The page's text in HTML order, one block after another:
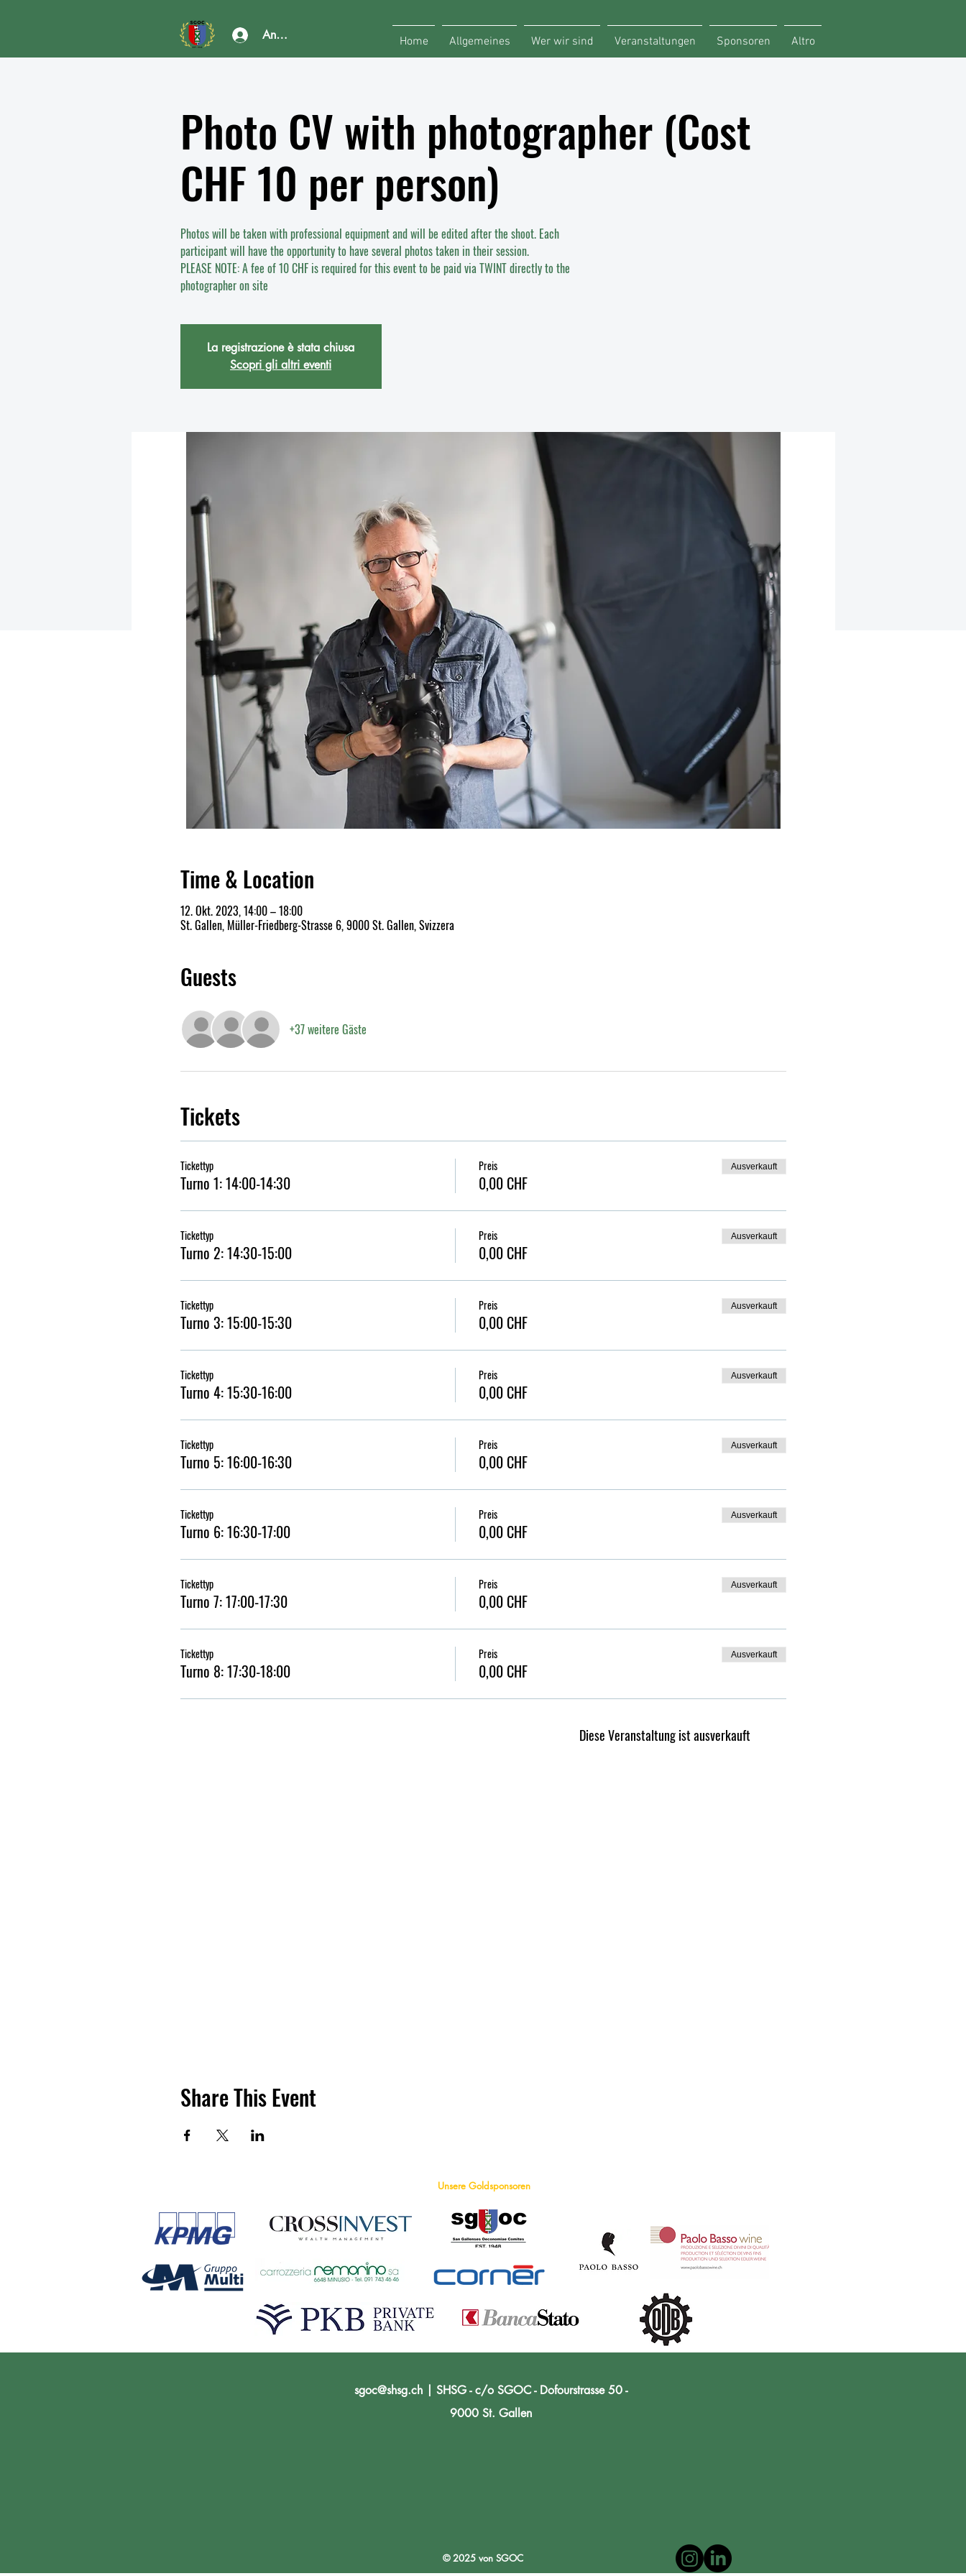
Anmelden Home Allgemeines Wer wir sind Veranstaltungen Sponsoren Altro
Photo CV with photographer (Cost
CHF 10 per person)
Photos will be taken with professional equipment and will be edited after the shoot. Each
participant will have the opportunity to have several photos taken in their session.
PLEASE NOTE: A fee of 10 CHF is required for this event to be paid via TWINT directly to the
photographer on site
La registrazione è stata chiusa
Scopri gli altri eventi
Time & Location
12. Okt. 2023, 14:00 – 18:00
St. Gallen, Müller-Friedberg-Strasse 6, 9000 St. Gallen, Svizzera
Guests
+37 weitere Gäste
Tickets
Tickettyp
Turno 1: 14:00-14:30
Preis
0,00 CHF
Ausverkauft
Tickettyp
Turno 2: 14:30-15:00
Preis
0,00 CHF
Ausverkauft
Tickettyp
Turno 3: 15:00-15:30
Preis
0,00 CHF
Ausverkauft
Tickettyp
Turno 4: 15:30-16:00
Preis
0,00 CHF
Ausverkauft
Tickettyp
Turno 5: 16:00-16:30
Preis
0,00 CHF
Ausverkauft
Tickettyp
Turno 6: 16:30-17:00
Preis
0,00 CHF
Ausverkauft
Tickettyp
Turno 7: 17:00-17:30
Preis
0,00 CHF
Ausverkauft
Tickettyp
Turno 8: 17:30-18:00
Preis
0,00 CHF
Ausverkauft
Diese Veranstaltung ist ausverkauft
Share This Event
Unsere Goldsponsoren
sgoc@shsg.ch | SHSG - c/o SGOC - Dofourstrasse 50 -
9000 St. Gallen
© 2025 von SGOC